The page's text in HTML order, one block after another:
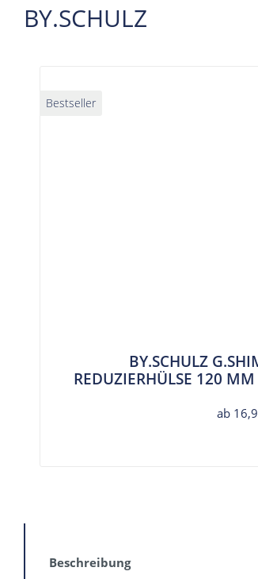
Beschreibung
BY.SCHULZ
Bestseller
BY.SCHULZ
REDUZIERHÜLSE 120
ab